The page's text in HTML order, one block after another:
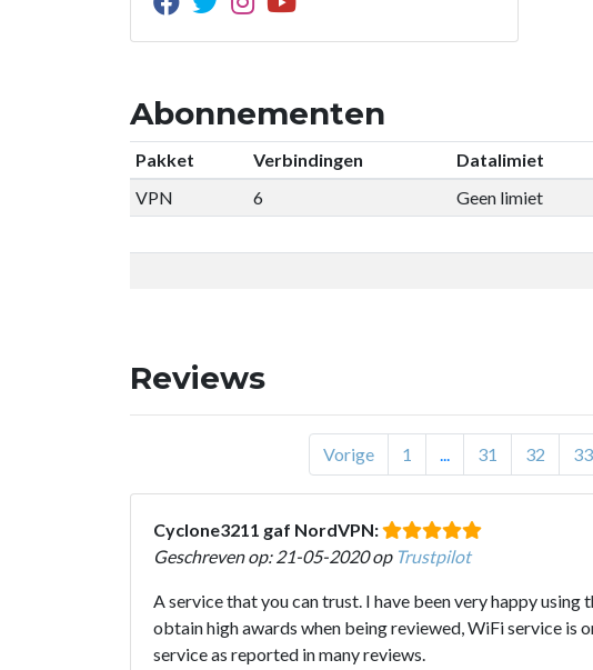
Abonnementen
Pakket Verbindingen Datalimiet
VPN
6 Geen limiet
Reviews
Vorige 1 31 32 33
Cyclone3211 gaf NordVPN:
Geschreven op: 21-05-2020 op Trustpilot
A service that you can trust. I have been very happy
obtain high awards when being reviewed, WiFi service is
service as reported in many reviews.